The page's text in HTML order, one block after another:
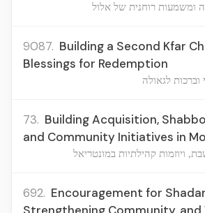
ומשמעות רוחנית של אלול
9087. Building a Second Kfar
Blessings for Redemption
לגאולה
73. Building Acquisition,
and Community Initiatives in
ויוזמות קהילתיות במונטריאל
692. Encouragement for